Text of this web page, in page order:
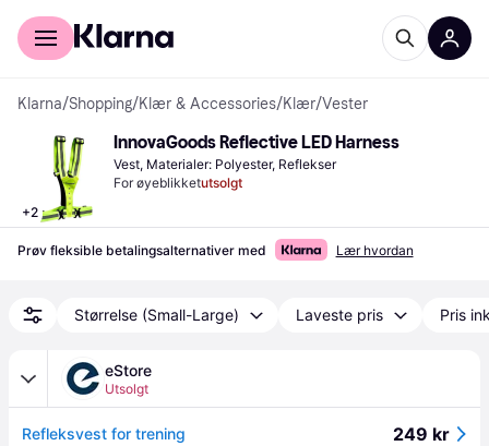
For kunder
Klarna/Shopping/Klær & Accessories/Klær/Vester
+2
InnovaGoods Reflective LED Harness
Vest, Materialer: Polyester, Reflekser
For øyeblikketutsolgt
Prøv fleksible betalingsalternativer med Lær hvordan
Størrelse (Small-Large) Laveste pris Pris
eStore
Utsolgt
Refleksvest for trening 249 kr